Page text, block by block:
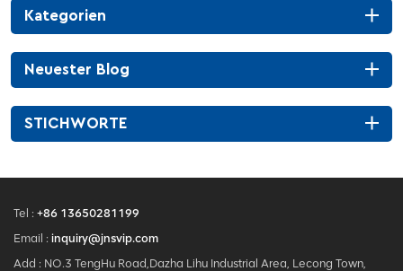
Kategorien
Neuester Blog
STICHWORTE
Tel : +86 13650281199
Email : inquiry@jnsvip.com
Add : NO.3 TengHu Road,Dazha Lihu Industrial Area, Lecong Town,